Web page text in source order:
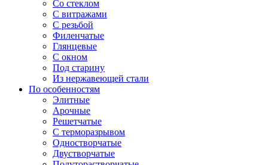
Со стеклом
С витражами
С резьбой
Филенчатые
Глянцевые
С окном
Под старину
Из нержавеющей стали
По особенностям
Элитные
Арочные
Решетчатые
С терморазрывом
Одностворчатые
Двустворчатые